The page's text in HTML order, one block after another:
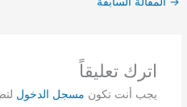
اترك تعليقاً
يجب أنت تكون مسجل الدخول